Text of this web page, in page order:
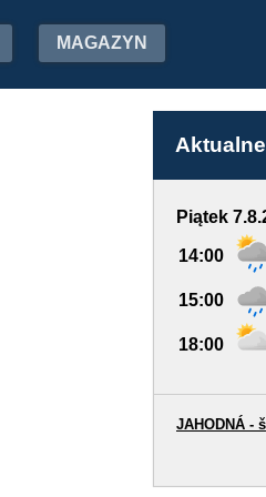
MAGAZYN
Piątek
14:00
15:00
18:00
JAHODNÁ -